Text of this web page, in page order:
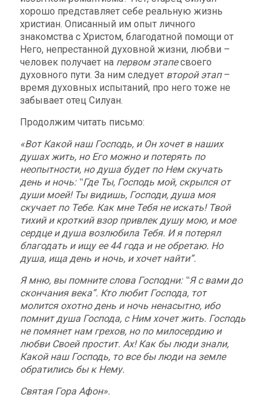
хорошо представляет себе реальную жизнь
христиан. Описанный им опыт личного
знакомства с Христом, благодатной помощи от
Него, непрестанной духовной жизни, любви –
человек получает на первом этапесвоего
духовного пути. За ним следует второй этап–
время духовных испытаний, про него тоже не
забывает отец Силуан.
Продолжим читать письмо:
«Вот Какой наш Господь, и Он хочет в наших
душах жить, но Его можно и потерять по
неопытности, но душа будет по Нем скучать
день и ночь: ‟Где Ты, Господь мой, скрылся от
души моей! Ты видишь, Господи, душа моя
скучает по Тебе. Как мне Тебя не искать! Твой
тихий и кроткий взор привлек душу мою, и мое
сердце и душа возлюбила Тебя. И я потерял
благодать и ищу ее 44 года и не обретаю. Но
душа, ища день и ночь, и хочет найти”.
Я мню, вы помните слова Господни: ‟Я с вами до
скончания века”. Кто любит Господа, тот
молится охотно день и ночь ненасытно, ибо
помнит душа Господа, с Ним хочет жить. Господь
не помянет нам грехов, но по милосердию и
любви Своей простит. Ах! Как бы люди знали,
Какой наш Господь, то все бы люди на земле
обратились бы к Нему.
Святая Гора Афон».